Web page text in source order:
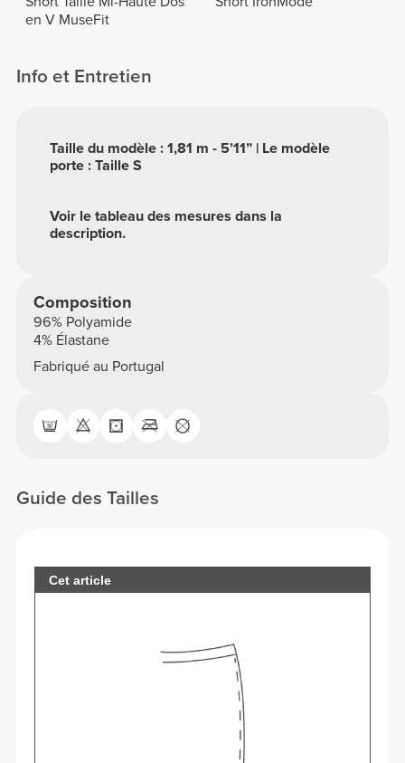
en V MuseFit
Info et Entretien
Voir le tableau des mesures dans la
description.
Taille du modèle : 1,81 m - 5’11” | Le modèle
porte : Taille S
Composition
96% Polyamide
4% Élastane
Fabriqué au Portugal
Guide des Tailles
Cet article